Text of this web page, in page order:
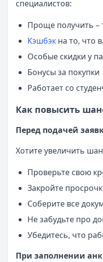
специалистов:
Проще получить –
Кэшбэк на то, что
Особые скидки у
Бонусы за покупки
Работает со
Как повысить
Перед подачей
Хотите увеличить
Проверьте свою
Закройте
Соберите все
Не забудьте про
Убедитесь, что
При заполнении